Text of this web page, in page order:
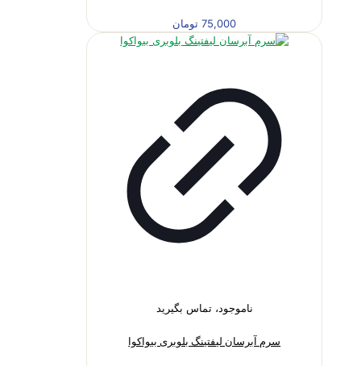
75,000 تومان
ناموجود، تماس بگیرید
سرم آبرسان لیفتینگ بلوبری بیواکوا